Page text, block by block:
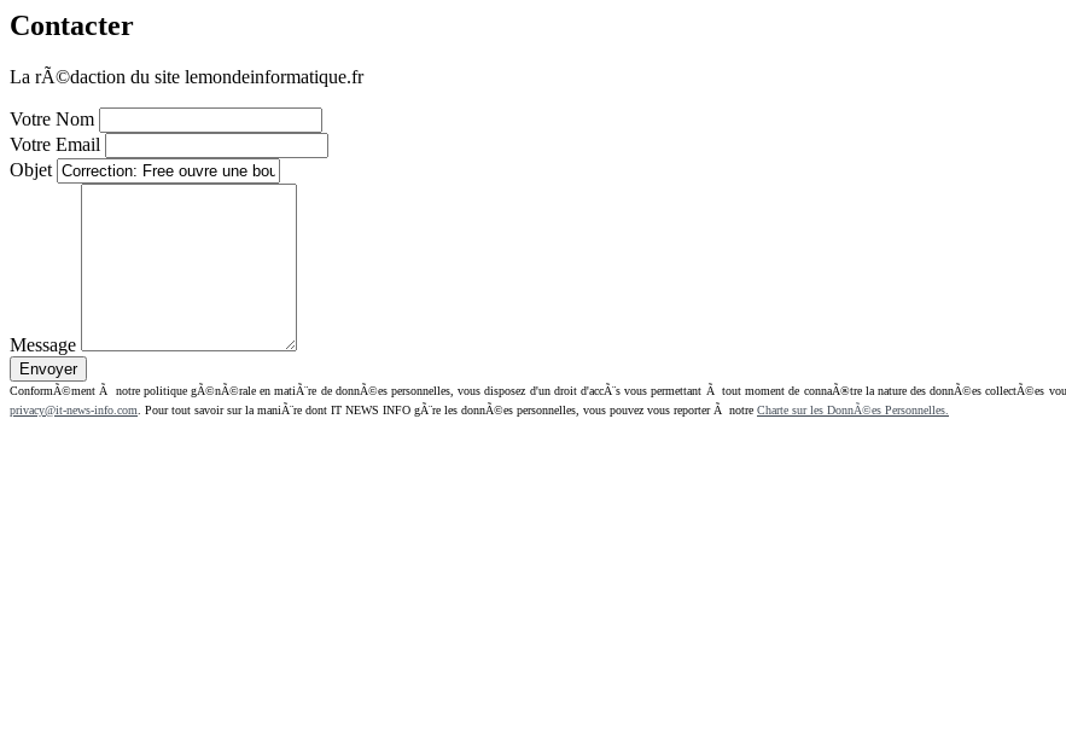
Contacter
La rÃ©daction du site lemondeinformatique.fr
Votre Nom
Votre Email
Objet
Message
ConformÃ©ment Ã notre politique gÃ©nÃ©rale en matiÃ¨re de donnÃ©es personnelles, vous disposez d'un droit d'accÃ¨s vous permettant Ã tout moment de connaÃ®tre la nature des donnÃ©es collectÃ©es
privacy@it-news-info.com . Pour tout savoir sur la maniÃ¨re dont IT NEWS INFO gÃ¨re les donnÃ©es personnelles, vous pouvez vous reporter Ã notre Charte sur les DonnÃ©es Personnelles.